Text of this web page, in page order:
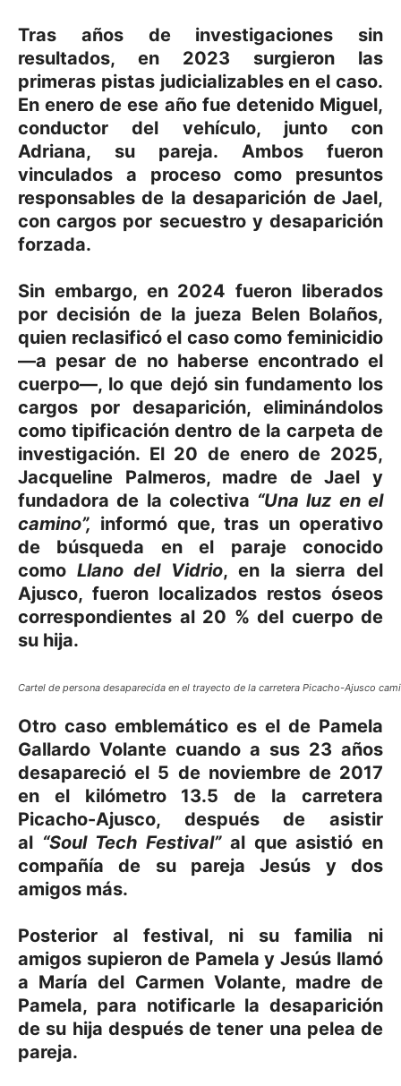
Tras años de investigaciones sin
resultados, en 2023 surgieron las
primeras pistas judicializables en el caso.
En enero de ese año fue detenido Miguel,
conductor del vehículo, junto con
Adriana, su pareja. Ambos fueron
vinculados a proceso como presuntos
responsables de la desaparición de Jael,
con cargos por secuestro y desaparición
forzada.
Sin embargo, en 2024 fueron liberados
por decisión de la jueza Belen Bolaños,
quien reclasificó el caso como feminicidio
—a pesar de no haberse encontrado el
cuerpo—, lo que dejó sin fundamento los
cargos por desaparición, eliminándolos
como tipificación dentro de la carpeta de
investigación. El 20 de enero de 2025,
Jacqueline Palmeros, madre de Jael y
fundadora de la colectiva “Una luz en el
camino”, informó que, tras un operativo
de búsqueda en el paraje conocido
como Llano del Vidrio, en la sierra del
Ajusco, fueron localizados restos óseos
correspondientes al 20 % del cuerpo de
su hija.
Cartel de persona desaparecida en el trayecto de la carretera Picacho-Ajusco
Otro caso emblemático es el de Pamela
Gallardo Volante cuando a sus 23 años
desapareció el 5 de noviembre de 2017
en el kilómetro 13.5 de la carretera
Picacho-Ajusco, después de asistir
al “Soul Tech Festival” al que asistió en
compañía de su pareja Jesús y dos
amigos más.
Posterior al festival, ni su familia ni
amigos supieron de Pamela y Jesús llamó
a María del Carmen Volante, madre de
Pamela, para notificarle la desaparición
de su hija después de tener una pelea de
pareja.